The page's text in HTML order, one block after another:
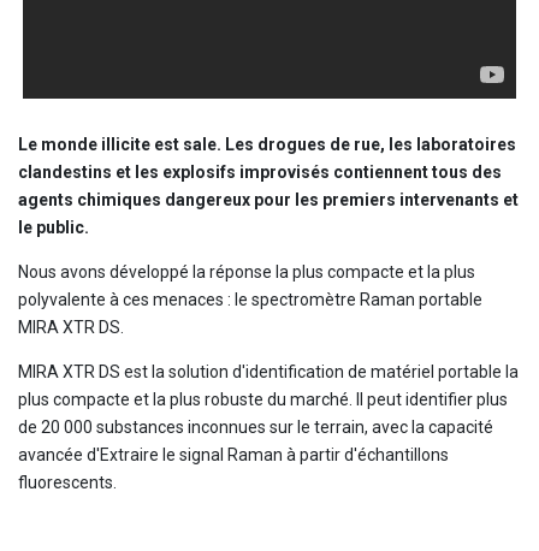
Le monde illicite est sale. Les drogues de rue, les laboratoires
clandestins et les explosifs improvisés contiennent tous des
agents chimiques dangereux pour les premiers intervenants et
le public.
Nous avons développé la réponse la plus compacte et la plus
polyvalente à ces menaces : le spectromètre Raman portable
MIRA XTR DS.
MIRA XTR DS est la solution d'identification de matériel portable la
plus compacte et la plus robuste du marché. Il peut identifier plus
de 20 000 substances inconnues sur le terrain, avec la capacité
avancée d'Extraire le signal Raman à partir d'échantillons
fluorescents.